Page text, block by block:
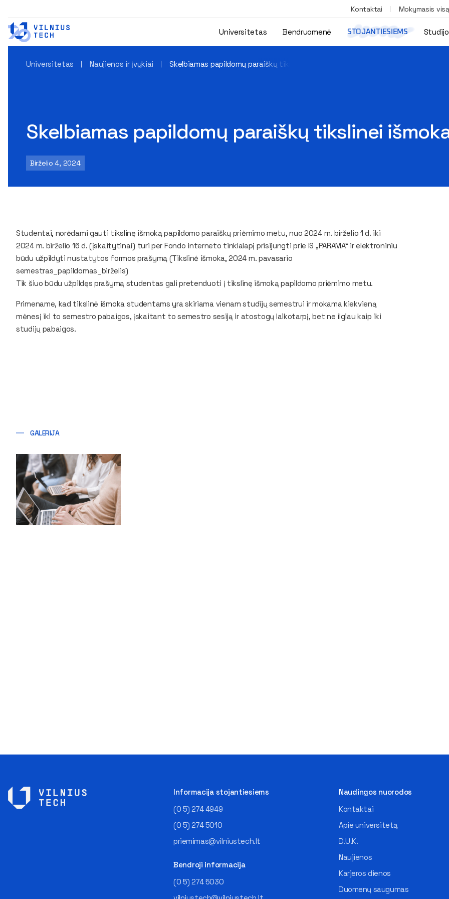
Kontaktai Mokymasis
Universitetas Bendruomenė STOJANTIESIEMS
Universitetas Naujienos ir įvykiai Skelbiamas papildomų paraiškų tikslinei išmokai gauti priėmimas
Skelbiamas papildomų paraiškų tikslinei
Birželio 4, 2024
Studentai, norėdami gauti tikslinę išmoką papildomo paraiškų priėmimo metu, nuo 2024 m. birželio 1 d. iki
2024 m. birželio 16 d. (įskaitytinai) turi per Fondo interneto tinklalapį prisijungti prie IS „PARAMA“ ir elektroniniu
būdu užpildyti nustatytos formos prašymą (Tikslinė išmoka, 2024 m. pavasario
semestras_papildomas_birželis)
Tik šiuo būdu užpildęs prašymą studentas gali pretenduoti į tikslinę išmoką papildomo priėmimo metu.
Primename, kad tikslinė išmoka studentams yra skiriama vienam studijų semestrui ir mokama kiekvieną
mėnesį iki to semestro pabaigos, įskaitant to semestro sesiją ir atostogų laikotarpį, bet ne ilgiau kaip iki
studijų pabaigos.
GALERIJA
Informacija stojantiesiems
(0 5) 274 4949
(0 5) 274 5010
priemimas@vilniustech.lt
Bendroji informacija
(0 5) 274 5030
Naudingos nuorodos
Kontaktai
Apie universitetą
D.U.K.
Naujienos
Karjeros dienos
Duomenų saugumas